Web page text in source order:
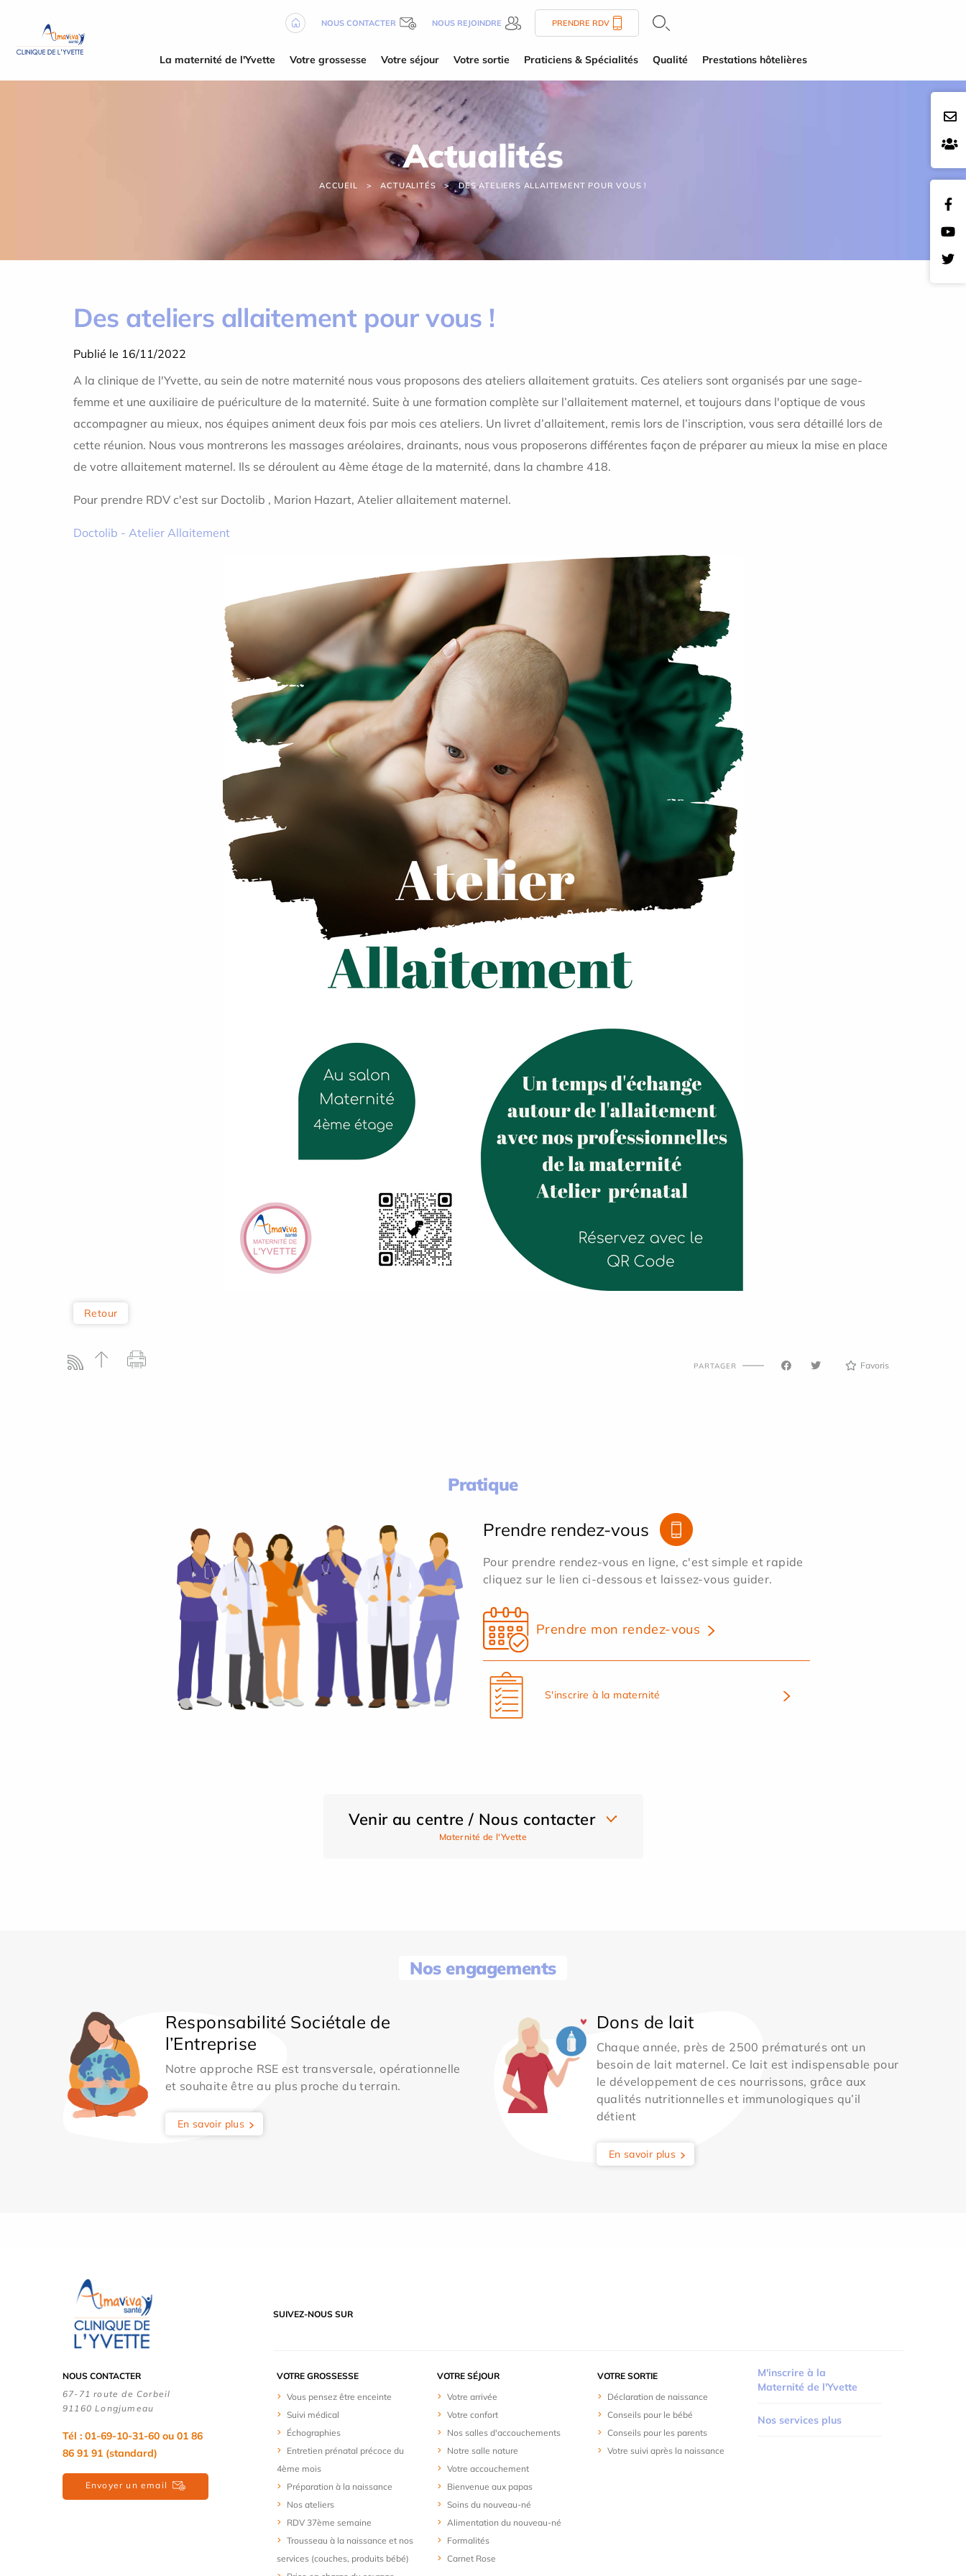
NOUS CONTACTER NOUS REJOINDRE PRENDRE RDV
La maternité de l'Yvette Votre grossesse Votre séjour Votre sortie Praticiens & Spécialités Qualité Prestations hôtelières
Actualités
ACCUEIL ACTUALITÉS DES ATELIERS ALLAITEMENT POUR VOUS !
Des ateliers allaitement pour vous !
Publié le 16/11/2022
A la clinique de l'Yvette, au sein de notre maternité nous vous proposons des ateliers allaitement gratuits. Ces ateliers sont organisés par une sage-
femme et une auxiliaire de puériculture de la maternité. Suite à une formation complète sur l’allaitement maternel, et toujours dans l'optique de vous
accompagner au mieux, nos équipes animent deux fois par mois ces ateliers. Un livret d’allaitement, remis lors de l’inscription, vous sera détaillé lors de
cette réunion. Nous vous montrerons les massages aréolaires, drainants, nous vous proposerons différentes façon de préparer au mieux la mise en place
de votre allaitement maternel. Ils se déroulent au 4ème étage de la maternité, dans la chambre 418.
Pour prendre RDV c'est sur Doctolib , Marion Hazart, Atelier allaitement maternel.
Doctolib - Atelier Allaitement
Retour
PARTAGER Favoris
Pratique
Prendre rendez-vous
Pour prendre rendez-vous en ligne, c'est simple et rapide
cliquez sur le lien ci-dessous et laissez-vous guider.
Prendre mon rendez-vous
S'inscrire à la maternité
Venir au centre / Nous contacter
Maternité de l'Yvette
Nos engagements
Responsabilité Sociétale de
l’Entreprise
Notre approche RSE est transversale, opérationnelle
et souhaite être au plus proche du terrain.
En savoir plus
Dons de lait
Chaque année, près de 2500 prématurés ont un
besoin de lait maternel. Ce lait est indispensable pour
le développement de ces nourrissons, grâce aux
qualités nutritionnelles et immunologiques qu’il
détient
En savoir plus
SUIVEZ-NOUS SUR
NOUS CONTACTER
67-71 route de Corbeil
91160 Longjumeau
Tél : 01-69-10-31-60 ou 01 86
86 91 91 (standard)
Envoyer un email
VOTRE GROSSESSE
Vous pensez être enceinte
Suivi médical
Échographies
Entretien prénatal précoce du
4ème mois
Préparation à la naissance
Nos ateliers
RDV 37ème semaine
Trousseau à la naissance et nos
services (couches, produits bébé)
VOTRE SÉJOUR
Votre arrivée
Votre confort
Nos salles d'accouchements
Notre salle nature
Votre accouchement
Bienvenue aux papas
Soins du nouveau-né
Alimentation du nouveau-né
Formalités
Carnet Rose
VOTRE SORTIE
Déclaration de naissance
Conseils pour le bébé
Conseils pour les parents
Votre suivi après la naissance
M'inscrire à la
Maternité de l'Yvette
Nos services plus